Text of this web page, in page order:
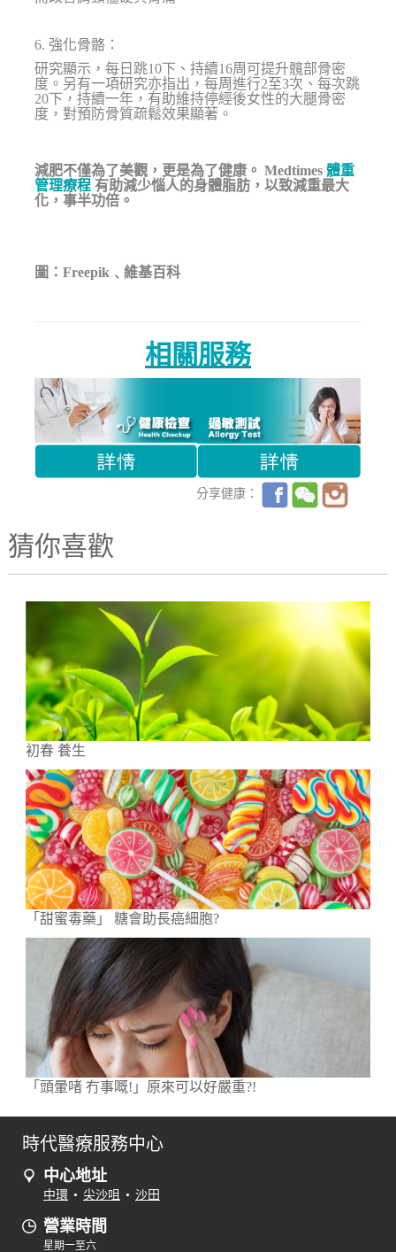
6. 強化骨骼：
研究顯示，每日跳10下、持續16周可提升髖部骨密
度。另有一項研究亦指出，每周進行2至3次、每次跳
20下，持續一年，有助維持停經後女性的大腿骨密
度，對預防骨質疏鬆效果顯著。
減肥不僅為了美觀，更是為了健康。 Medtimes體重
管理療程 有助減少惱人的身體脂肪，以致減重最大
化，事半功倍。
圖：Freepik﹑維基百科
相關服務
分享健康：
猜你喜歡
初春 養生
「甜蜜毒藥」 糖會助長癌細胞?
「頭暈啫 冇事嘅!」原來可以好嚴重?!
時代醫療服務中心
中心地址
中環 • 尖沙咀 • 沙田
營業時間
星期一至六